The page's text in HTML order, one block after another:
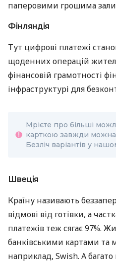
паперовими грошима
Фінляндія
Тут цифрові платежі
щоденних операцій
фінансовій грамотності
інфраструктурі для
Мрієте про більші
карткою завжди можна
Безліч варіантів у
Швеція
Країну називають
відмові від готівки, а
платежів теж сягає 97%.
банківськими картами та
наприклад, Swish. А багато